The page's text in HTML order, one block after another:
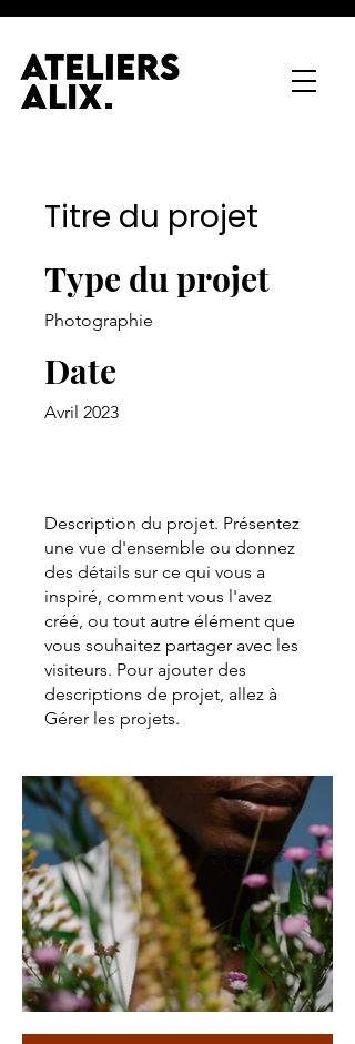
Titre du projet
Type du projet
Photographie
Date
Avril 2023
Description du projet. Présentez
une vue d'ensemble ou donnez
des détails sur ce qui vous a
inspiré, comment vous l'avez
créé, ou tout autre élément que
vous souhaitez partager avec les
visiteurs. Pour ajouter des
descriptions de projet, allez à
Gérer les projets.